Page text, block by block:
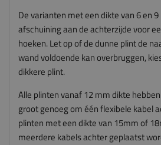
De varianten met een dikte van 6 en
afschuining aan de achterzijde voor
hoeken. Let op of de dunne plint de
wand voldoende kan overbruggen,
dikkere plint.
Alle plinten vanaf 12 mm dikte
groot genoeg om één flexibele kabel
plinten met een dikte van 15mm of
meerdere kabels achter geplaatst